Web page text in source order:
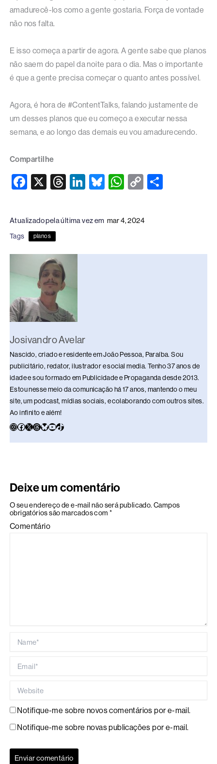
amadurecê-los como a gente gostaria. Força de vontade
não nos falta.
E isso começa a partir de agora. A gente sabe que planos
não saem do papel da noite para o dia. Mas o importante
é que a gente precisa começar o quanto antes possível.
Agora, é hora de #ContentTalks, falando justamente de
um desses planos que eu começo a executar nessa
semana, e ao longo das demais eu vou amadurecendo.
Compartilhe
F
c
e
b
o
o
X
T
e
a
s
Li
e
n
Bl
sk
W
at
s
p
C
p
y
n
Atualizado pela última vez em mar 4, 2024
Tags planos
Josivandro Avelar
Nascido, criado e residente em João Pessoa, Paraíba. Sou
publicitário, redator, ilustrador e social media. Tenho 37 anos de
idade e sou formado em Publicidade e Propaganda desde 2013.
Estou nesse meio da comunicação há 17 anos, mantendo o meu
site, um podcast, mídias sociais, e colaborando com outros sites.
Ao infinito e além!
Deixe um comentário
O seu endereço de e-mail não será publicado. Campos
obrigatórios são marcados com *
Comentário
Notifique-me sobre novos comentários por e-mail.
Notifique-me sobre novas publicações por e-mail.